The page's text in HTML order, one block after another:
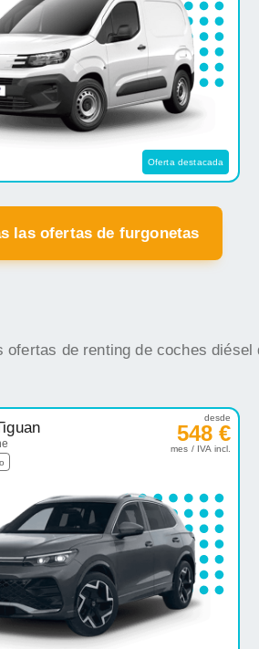
Oferta destacada
las ofertas de furgonetas
de renting de coches
desde
548 €
mes / IVA incl.